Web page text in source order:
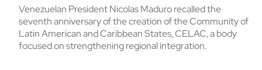
Venezuelan President Nicolas Maduro recalled the
seventh anniversary of the creation of the Community of
Latin American and Caribbean States, CELAC, a body
focused on strengthening regional integration.